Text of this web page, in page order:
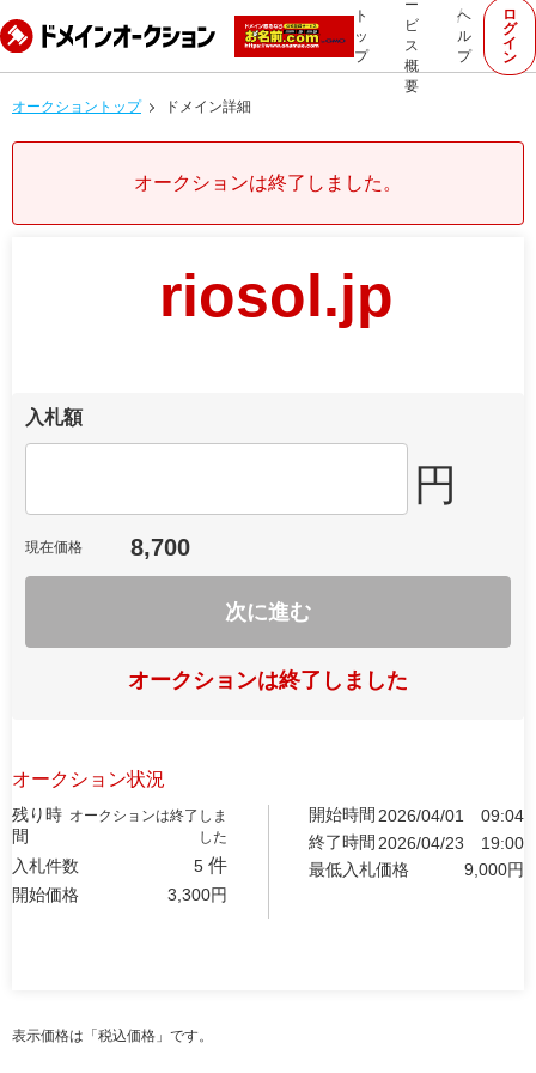
ト
ッ
プ
ー
ビ
ス
概
要
ヘ
ル
プ
ロ
グ
イ
ン
オークショントップ ドメイン詳細
オークションは終了しました。
riosol.jp
入札額
円
現在価格 8,700
次に進む
オークションは終了しました
オークション状況
残り時
間
オークションは終了しま
した
入札件数 5 件
開始価格 3,300円
開始時間 2026/04/01
09:04
終了時間 2026/04/23
19:00
最低入札価格
9,000円
表示価格は「税込価格」です。